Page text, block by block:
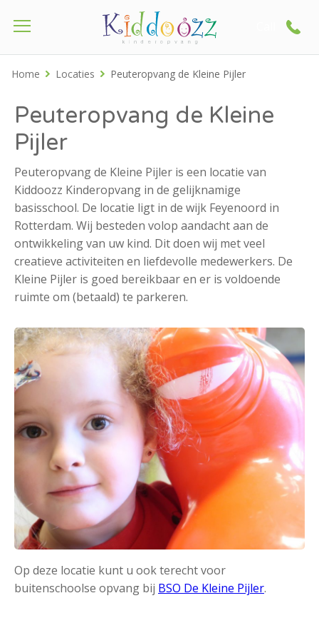
Home Locaties Peuteropvang de Kleine Pijler
Peuteropvang de Kleine
Pijler
Peuteropvang de Kleine Pijler is een locatie van
Kiddoozz Kinderopvang in de gelijknamige
basisschool. De locatie ligt in de wijk Feyenoord in
Rotterdam. Wij besteden volop aandacht aan de
ontwikkeling van uw kind. Dit doen wij met veel
creatieve activiteiten en liefdevolle medewerkers. De
Kleine Pijler is goed bereikbaar en er is voldoende
ruimte om (betaald) te parkeren.
Op deze locatie kunt u ook terecht voor
buitenschoolse opvang bij BSO De Kleine Pijler.